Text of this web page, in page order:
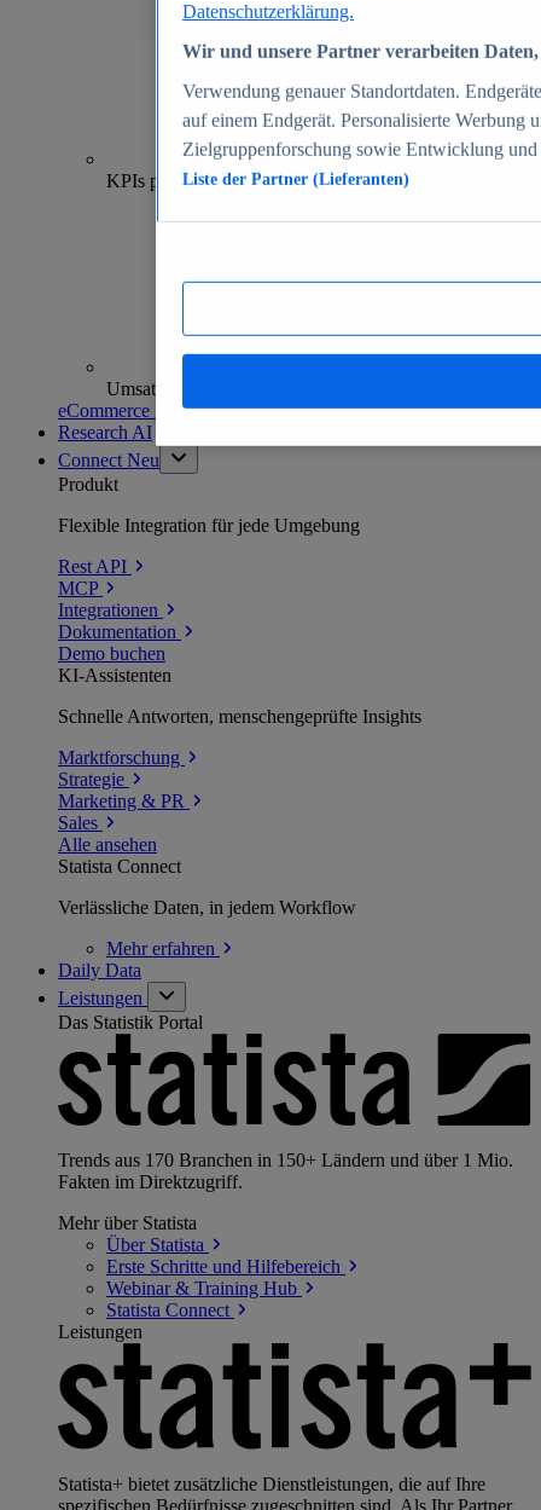
70+
KPIs pro Shop
Umsatzanalysen und -prognosen
eCommerce Insights entdecken
Research AI
Connect Neu
Produkt
Flexible Integration für jede Umgebung
Rest API
MCP
Integrationen
Dokumentation
Demo buchen
KI-Assistenten
Schnelle Antworten, menschengeprüfte Insights
Marktforschung
Strategie
Marketing & PR
Sales
Alle ansehen
Statista Connect
Verlässliche Daten, in jedem Workflow
Mehrerfahren
Daily Data
Leistungen
Das Statistik Portal
Trends aus 170 Branchen in 150+ Ländern und über 1 Mio.
Fakten im Direktzugriff.
Mehr über Statista
Über Statista
Erste Schritte und Hilfebereich
Webinar & Training Hub
Statista Connect
Leistungen
Statista+ bietet zusätzliche Dienstleistungen, die auf Ihre
spezifischen Bedürfnisse zugeschnitten sind. Als Ihr Partner
Datenschutzerklärung.
Wir und unsere Partner verarbeiten
Verwendung genauer Standortdaten.
auf einem Endgerät. Personalisierte Werbung
Zielgruppenforschung sowie Entwicklung
Liste der Partner (Lieferanten)